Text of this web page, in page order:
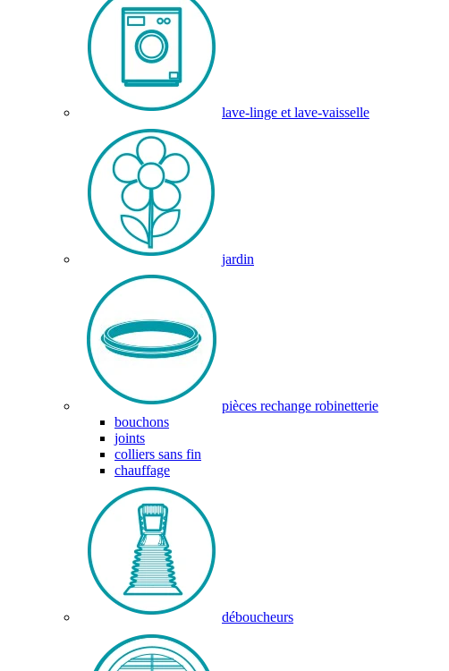
lave-linge et lave-vaisselle
jardin
pièces rechange robinetterie
bouchons
joints
colliers sans fin
chauffage
déboucheurs